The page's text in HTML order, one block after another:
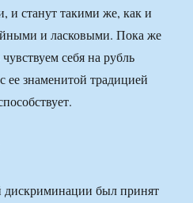
и станут такими же, как и
и ласковыми. Пока же
себя на рубль
знаменитой традицией
дискриминации был принят